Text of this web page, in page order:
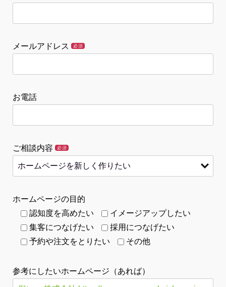
メールアドレス 必須
お電話
ご相談内容 必須
ホームページの目的
認知度を高めたい
イメージアップしたい
集客につなげたい
採用につなげたい
予約や注文をとりたい
その他
参考にしたいホームページ（あれば）